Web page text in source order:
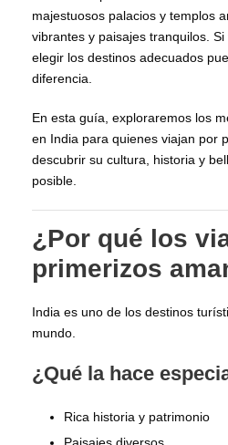
majestuosos palacios y templos
vibrantes y paisajes tranquilos.
elegir los destinos adecuados
diferencia.
En esta guía, exploraremos los
en India para quienes viajan por
descubrir su cultura, historia y
posible.
¿Por qué los
primerizos
India es uno de los destinos
mundo.
¿Qué la hace
Rica historia y patrimonio